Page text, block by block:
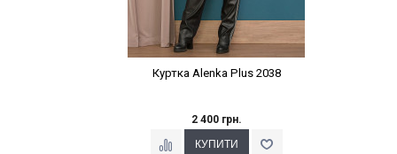
Куртка Alenka Plus 2038
2 400 грн.